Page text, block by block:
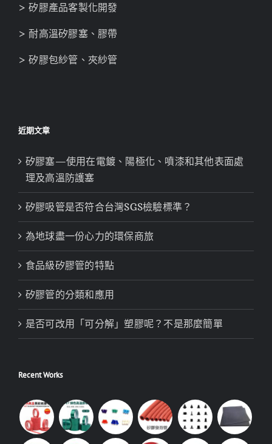
> 矽膠產品客製化開發
> 耐高溫矽膠塞、膠帶
> 矽膠包紗管、夾紗管
近期文章
矽膠塞—使用在電鍍、陽極化、噴漆和其他表面處
理及高溫防護塞
矽膠吸管是否符合台灣SGS檢驗標準？
為地球盡一份心力的環保商旅
食品級矽膠管的特點
矽膠管的分類和應用
是否可改用「可分解」塑膠呢？不是那麼簡單
Recent Works